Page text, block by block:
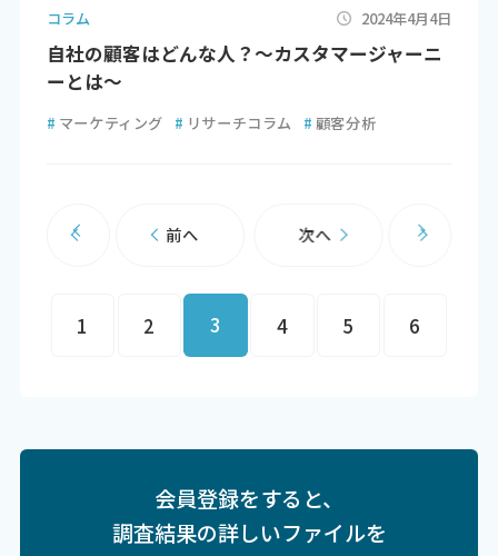
コラム 2024年4月4日
自社の顧客はどんな人？～カスタマージャーニ
ーとは～
# マーケティング # リサーチコラム # 顧客分析
前へ
1 2 3 4 5 6
次へ
会員登録をすると、
調査結果の詳しいファイルを